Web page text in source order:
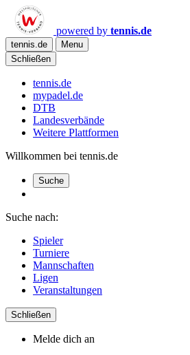
powered by tennis.de
tennis.de
Menu
Schließen
tennis.de
mypadel.de
DTB
Landesverbände
Weitere Plattformen
Willkommen bei tennis.de
Suche
Suche nach:
Spieler
Turniere
Mannschaften
Ligen
Veranstaltungen
Schließen
Melde dich an